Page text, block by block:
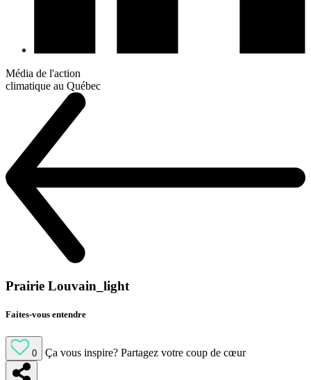
Média de l'action
climatique au Québec
Prairie Louvain_light
Faites-vous entendre
0 Ça vous inspire? Partagez votre coup de cœur